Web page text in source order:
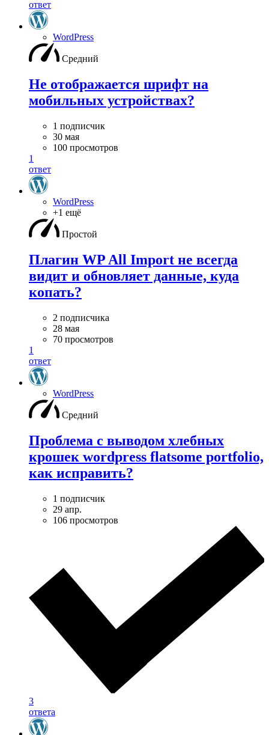
ответ
WordPress
Средний
Не отображается шрифт на
мобильных устройствах?
1 подписчик
30 мая
100 просмотров
1
ответ
WordPress
+1 ещё
Простой
Плагин WP All Import не всегда
видит и обновляет данные, куда
копать?
2 подписчика
28 мая
70 просмотров
1
ответ
WordPress
Средний
Проблема с выводом хлебных
крошек wordpress flatsome portfolio,
как исправить?
1 подписчик
29 апр.
106 просмотров
3
ответа